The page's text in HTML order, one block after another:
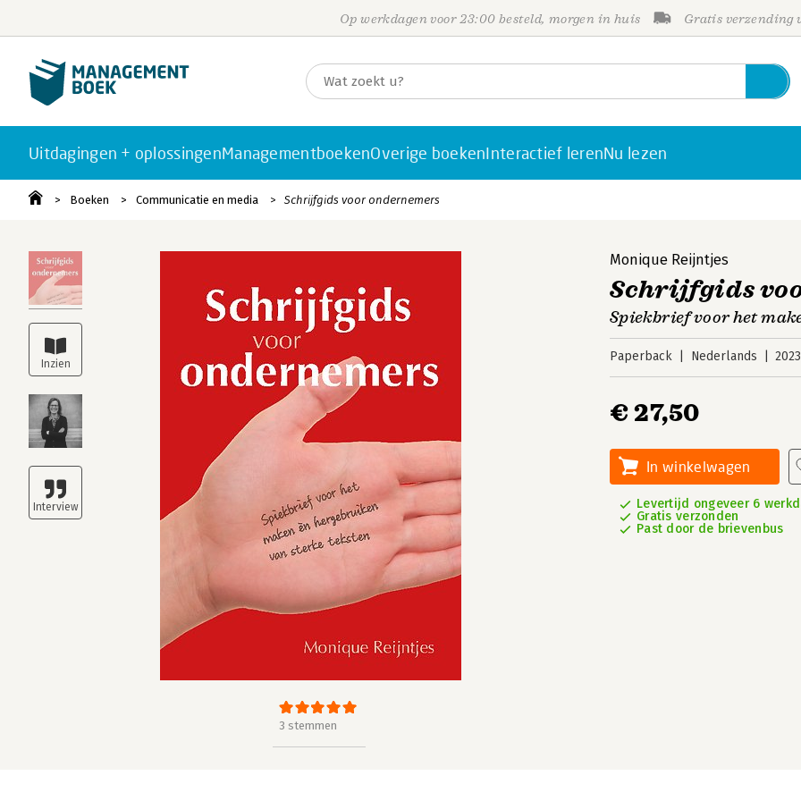
Op werkdagen voor 23:00 besteld, morgen in huis Gratis verzending
Uitdagingen + oplossingenManagementboekenOverige boekenInteractief lerenNu lezen
Boeken Communicatie en media Schrijfgids voor ondernemers
3 stemmen
Monique Reijntjes
Schrijfgids
Spiekbrief voor het
Paperback Nederlands 2023
€ 27,50
In winkelwagen
Levertijd ongeveer 6
Gratis verzonden
Past door de brievenbus